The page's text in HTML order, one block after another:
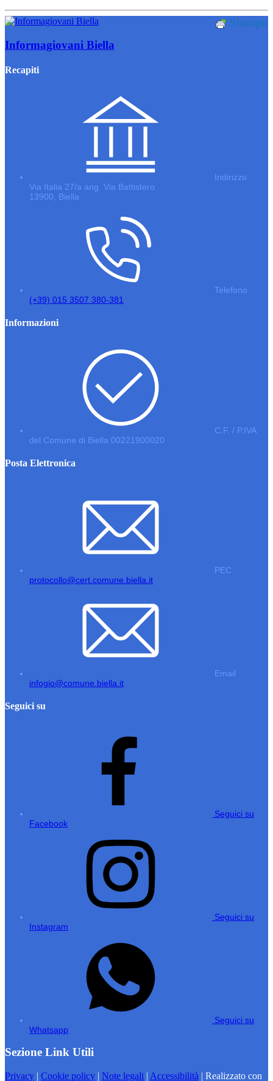
Stampa
Informagiovani Biella
Recapiti
Indirizzo
Via Italia 27/a ang. Via Battistero
13900, Biella
Telefono
(+39) 015 3507 380-381
Informazioni
C.F. / P.IVA
del Comune di Biella 00221900020
Posta Elettronica
PEC
protocollo@cert.comune.biella.it
Email
infogio@comune.biella.it
Seguici su
Seguici su
Facebook
Seguici su
Instagram
Seguici su
Whatsapp
Sezione Link Utili
Privacy | Cookie policy | Note legali | Accessibilità | Realizzato con